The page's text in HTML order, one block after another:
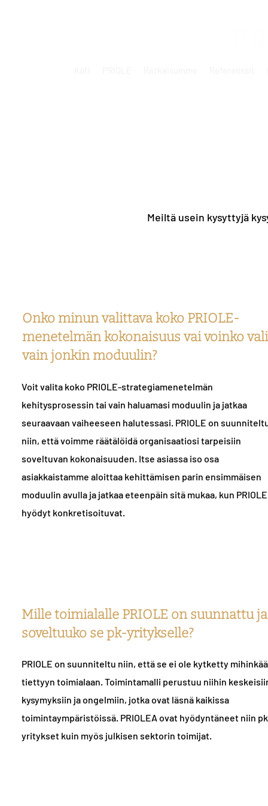
Meiltä usein kysyttyjä
Onko minun valittava koko PRIOLE-
menetelmän kokonaisuus vai voinko
vain jonkin moduulin?
Voit valita koko PRIOLE-strategiamenetelmän
kehitysprosessin tai vain haluamasi moduulin ja jatkaa
seuraavaan vaiheeseen halutessasi. PRIOLE on
niin, että voimme räätälöidä organisaatiosi tarpeisiin
soveltuvan kokonaisuuden. Itse asiassa iso osa
asiakkaistamme aloittaa kehittämisen parin ensimmäisen
moduulin avulla ja jatkaa eteenpäin sitä mukaa, kun
hyödyt konkretisoituvat.
Mille toimialalle PRIOLE on suunnattu ja
soveltuuko se pk-yritykselle?
PRIOLE on suunniteltu niin, että se ei ole kytketty
tiettyyn toimialaan. Toimintamalli perustuu niihin
kysymyksiin ja ongelmiin, jotka ovat läsnä kaikissa
toimintaympäristöissä. PRIOLEA ovat hyödyntäneet niin
yritykset kuin myös julkisen sektorin toimijat.